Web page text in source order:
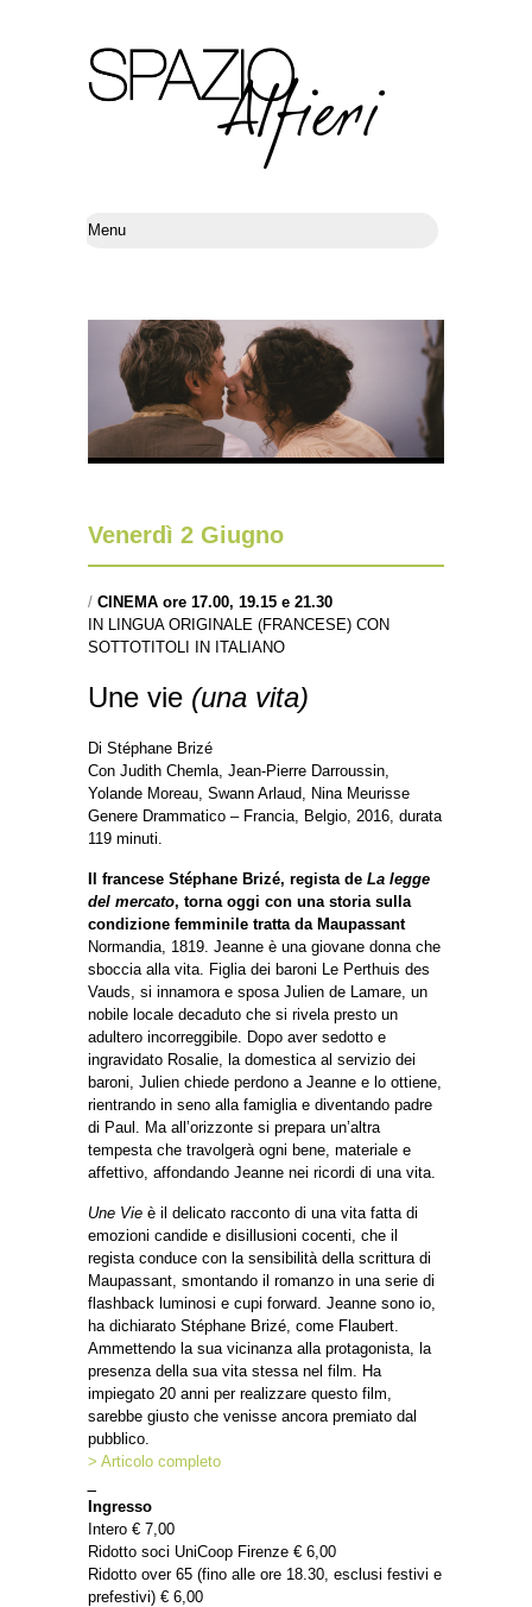
Venerdì 2 Giugno
/ CINEMA ore 17.00, 19.15 e 21.30
IN LINGUA ORIGINALE (FRANCESE) CON
SOTTOTITOLI IN ITALIANO
Une vie (una vita)
Di Stéphane Brizé
Con Judith Chemla, Jean-Pierre Darroussin,
Yolande Moreau, Swann Arlaud, Nina Meurisse
Genere Drammatico – Francia, Belgio, 2016, durata
119 minuti.
Il francese Stéphane Brizé, regista de La legge
del mercato, torna oggi con una storia sulla
condizione femminile tratta da Maupassant
Normandia, 1819. Jeanne è una giovane donna che
sboccia alla vita. Figlia dei baroni Le Perthuis des
Vauds, si innamora e sposa Julien de Lamare, un
nobile locale decaduto che si rivela presto un
adultero incorreggibile. Dopo aver sedotto e
ingravidato Rosalie, la domestica al servizio dei
baroni, Julien chiede perdono a Jeanne e lo ottiene,
rientrando in seno alla famiglia e diventando padre
di Paul. Ma all’orizzonte si prepara un’altra
tempesta che travolgerà ogni bene, materiale e
affettivo, affondando Jeanne nei ricordi di una vita.
Une Vie è il delicato racconto di una vita fatta di
emozioni candide e disillusioni cocenti, che il
regista conduce con la sensibilità della scrittura di
Maupassant, smontando il romanzo in una serie di
flashback luminosi e cupi forward. Jeanne sono io,
ha dichiarato Stéphane Brizé, come Flaubert.
Ammettendo la sua vicinanza alla protagonista, la
presenza della sua vita stessa nel film. Ha
impiegato 20 anni per realizzare questo film,
sarebbe giusto che venisse ancora premiato dal
pubblico.
> Articolo completo
Ingresso
Intero € 7,00
Ridotto soci UniCoop Firenze € 6,00
Ridotto over 65 (fino alle ore 18.30, esclusi festivi e
prefestivi) € 6,00